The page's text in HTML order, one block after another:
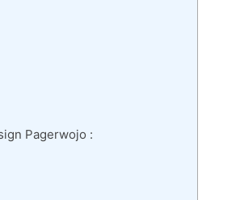
Pagerwojo :